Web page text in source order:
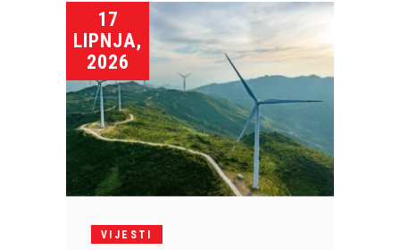
17
LIPNJA,
2026
VIJESTI